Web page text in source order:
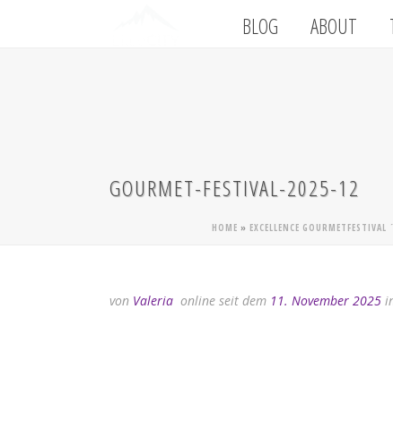
BLOG ABOUT
GOURMET-FESTIVAL-2025-12
HOME » EXCELLENCE
von Valeria online seit dem 11. November 2025